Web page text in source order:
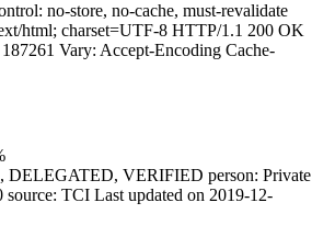
no-store, no-cache, must-revalidate
html; charset=UTF-8 HTTP/1.1 200 OK
Vary: Accept-Encoding Cache-
DELEGATED, VERIFIED person: Private
TCI Last updated on 2019-12-